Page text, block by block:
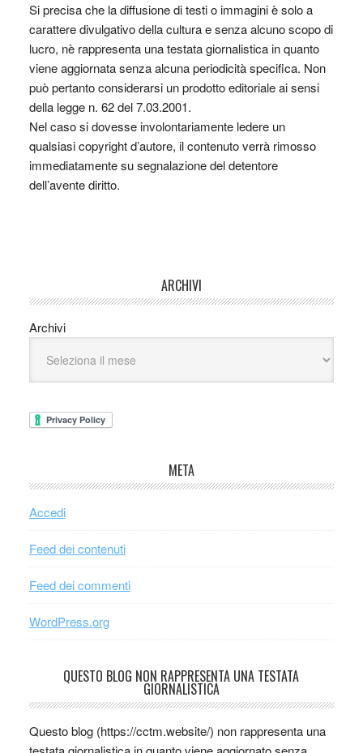
Si precisa che la diffusione di testi o immagini è solo a
carattere divulgativo della cultura e senza alcuno scopo di
lucro, nè rappresenta una testata giornalistica in quanto
viene aggiornata senza alcuna periodicità specifica. Non
può pertanto considerarsi un prodotto editoriale ai sensi
della legge n. 62 del 7.03.2001.
Nel caso si dovesse involontariamente ledere un
qualsiasi copyright d’autore, il contenuto verrà rimosso
immediatamente su segnalazione del detentore
dell’avente diritto.
ARCHIVI
Archivi
META
Accedi
Feed dei contenuti
Feed dei commenti
WordPress.org
QUESTO BLOG NON RAPPRESENTA UNA TESTATA
GIORNALISTICA
Questo blog (https://cctm.website/) non rappresenta una